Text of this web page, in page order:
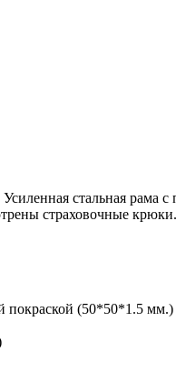
стальная
страховочные крюки.
покраской (50*50*1.5 мм.)